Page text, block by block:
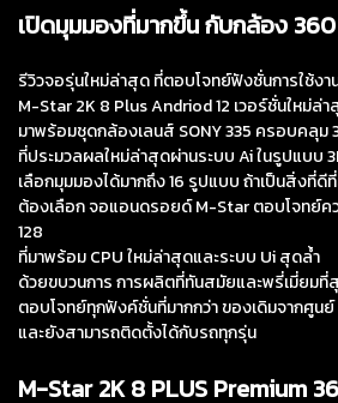
เปิดมุมมองที่มากขึ้น กับกล้อง
รีวิวจอรุ่นใหม่ล่าสุด ที่ตอบโจทย์ฟังชั่นการใช้งา
M-Star 2K 8 Plus Andriod 12 เวอร์ชั่นใหม่ล่
มาพร้อมชุดกล้องเลนส์ SONY 335 ครอบคลุม
ที่ประมวลผลใหม่ล่าสุดผ่านระบบ Ai ในรูปแบบ
เลือกมุมมองได้มากถึง 16 รูปแบบ ถ้าเป็นสิ่งที่ดี
ต้องเลือก จอแอนดรอยด์ M-Star ตอบโจทย์คว
128
ที่มาพร้อม CPU ใหม่ล่าสุดและระบบ Ui สุดล้ำ
ด้วยขบวนการ การผลิตที่ทันสมัยและพรี่เมี่ยมที่
ตอบโจทย์ทุกฟังค์ชั่นที่มากกว่า ของเดิมจากศูนย์
และยังสามารถติดตั้งได้กับรถทุกรุ่น
M-Star 2K 8 PLUS Premium